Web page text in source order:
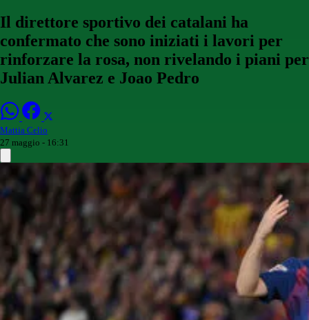
Il direttore sportivo dei catalani ha
confermato che sono iniziati i lavori per
rinforzare la rosa, non rivelando i piani per
Julian Alvarez e Joao Pedro
Mattia Celio
27 maggio - 16:31